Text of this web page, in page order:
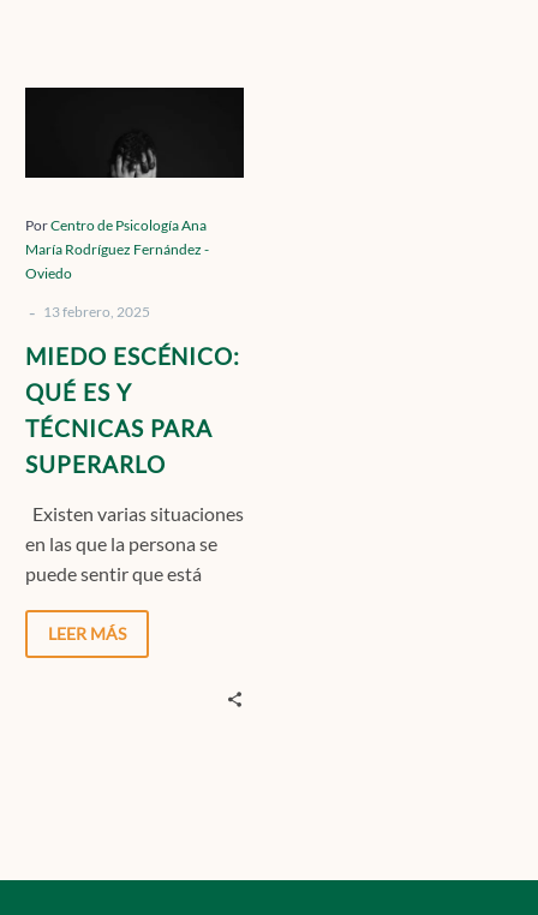
Localízanos
QUÉ
Y
TÉCNICAS
SUPERARLO
PorCentro de Psicología Ana
María Rodríguez Fernández -
Oviedo
- 13 febrero, 2025
MIEDO ESCÉNICO:
QUÉ ES Y
TÉCNICAS PARA
SUPERARLO
Existen varias situaciones
en las que la persona se
puede sentir que está
nos encontramos…
LEER MÁS